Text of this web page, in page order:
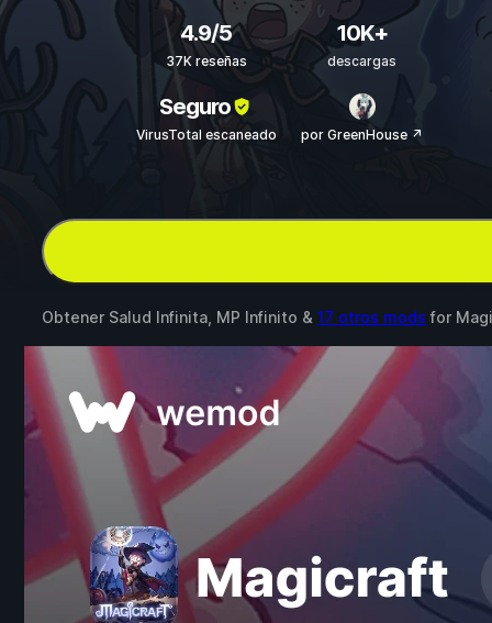
4.9/5
37K reseñas
10K+
descargas
Seguro
VirusTotal escaneado por GreenHouse ↗
Obtener Salud Infinita, MP Infinito & 17 otros mods for